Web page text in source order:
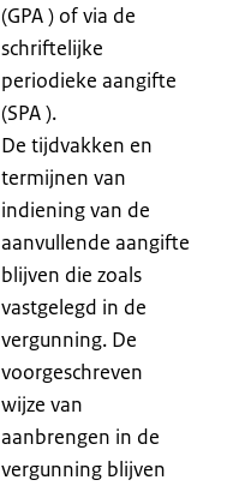
(GPA ) of via de
schriftelijke
periodieke aangifte
(SPA ).
De tijdvakken en
termijnen van
indiening van de
aanvullende aangifte
blijven die zoals
vastgelegd in de
vergunning. De
voorgeschreven
wijze van
aanbrengen in de
vergunning blijven